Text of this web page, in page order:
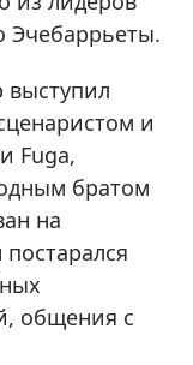
Эчебаррьеты.
выступил
и
Fuga,
братом
на
общения с